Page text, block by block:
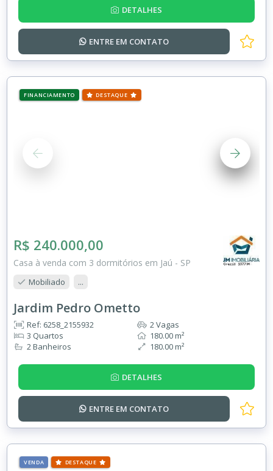
DETALHES
ENTRE EM CONTATO
FINANCIAMENTO DESTAQUE
R$ 240.000,00
Casa à venda com 3 dormitórios em Jaú - SP
Mobiliado ...
Jardim Pedro Ometto
Ref: 6258_2155932
3 Quartos
2 Banheiros
2 Vagas
180.00 m²
180.00 m²
DETALHES
ENTRE EM CONTATO
VENDA DESTAQUE